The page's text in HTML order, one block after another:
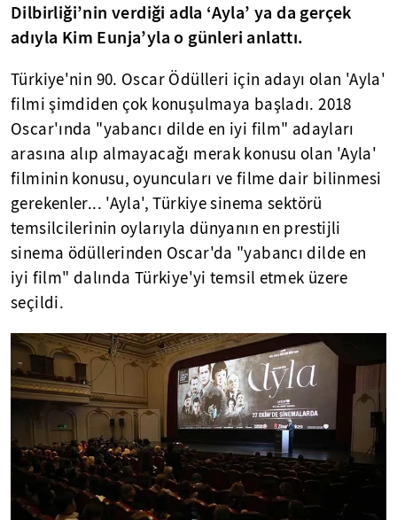
Dilbirliği’nin verdiği adla ‘Ayla’ ya da gerçek
adıyla Kim Eunja’yla o günleri anlattı.
Türkiye'nin 90. Oscar Ödülleri için adayı olan 'Ayla'
filmi şimdiden çok konuşulmaya başladı. 2018
Oscar'ında "yabancı dilde en iyi film" adayları
arasına alıp almayacağı merak konusu olan 'Ayla'
filminin konusu, oyuncuları ve filme dair bilinmesi
gerekenler... 'Ayla', Türkiye sinema sektörü
temsilcilerinin oylarıyla dünyanın en prestijli
sinema ödüllerinden Oscar'da "yabancı dilde en
iyi film" dalında Türkiye'yi temsil etmek üzere
seçildi.